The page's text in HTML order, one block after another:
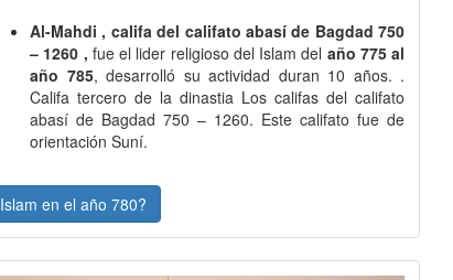
Al-Mahdi , califa del califato abasí de Bagdad 750
– 1260 , fue el lider religioso del Islam del año 775 al
año 785, desarrolló su actividad duran 10 años. .
Califa tercero de la dinastia Los califas del califato
abasí de Bagdad 750 – 1260. Este califato fue de
orientación Suní.
Islam en el año 780?